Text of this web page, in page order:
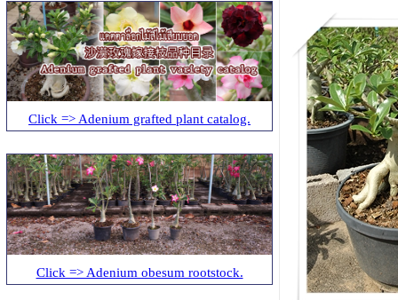
Click => Adenium grafted plant catalog.
Click => Adenium obesum rootstock.